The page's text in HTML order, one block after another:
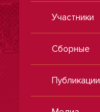
Участники
Сборные
Публикации